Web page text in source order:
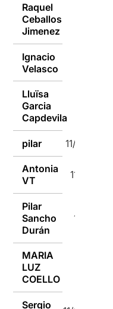
Raquel
Ceballos
Jimenez
Ignacio
Velasco
Lluïsa
Garcia
Capdevila
pilar 11/01/2017
Antonia
VT
11/01/2017
Pilar
Sancho
Durán
11/01/2017
MARIA
LUZ
COELLO
Sergio